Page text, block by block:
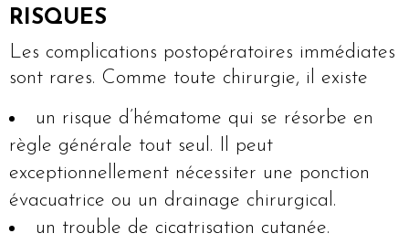
RISQUES
Les complications postopératoires immédiates
sont rares. Comme toute chirurgie, il existe
un risque d’hématome qui se résorbe en
règle générale tout seul. Il peut
exceptionnellement nécessiter une ponction
évacuatrice ou un drainage chirurgical.
un trouble de cicatrisation cutanée.